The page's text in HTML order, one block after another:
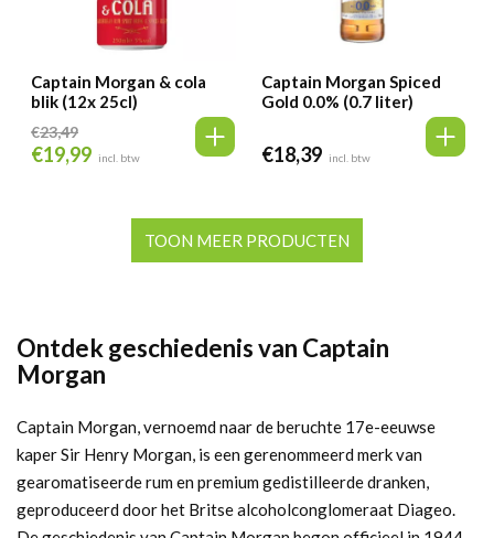
Captain Morgan & cola
blik (12x 25cl)
€23,49
Oorspronkelijke
€19,99 Huidige
€19,99.
incl. btw
Captain Morgan Spiced
Gold 0.0% (0.7 liter)
€18,39 incl. btw
TOON MEER PRODUCTEN
Ontdek geschiedenis van Captain
Morgan
Captain Morgan, vernoemd naar de beruchte 17e-eeuwse
kaper Sir Henry Morgan, is een gerenommeerd merk van
gearomatiseerde rum en premium gedistilleerde dranken,
geproduceerd door het Britse alcoholconglomeraat Diageo.